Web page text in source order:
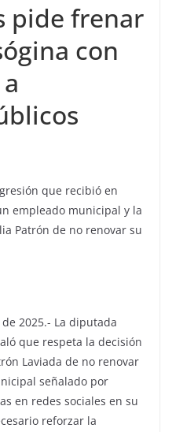
pide frenar
con
que recibió en
empleado municipal y la
Patrón de no renovar su
2025.- La diputada
que respeta la decisión
Laviada de no renovar
señalado por
en redes sociales en su
reforzar la